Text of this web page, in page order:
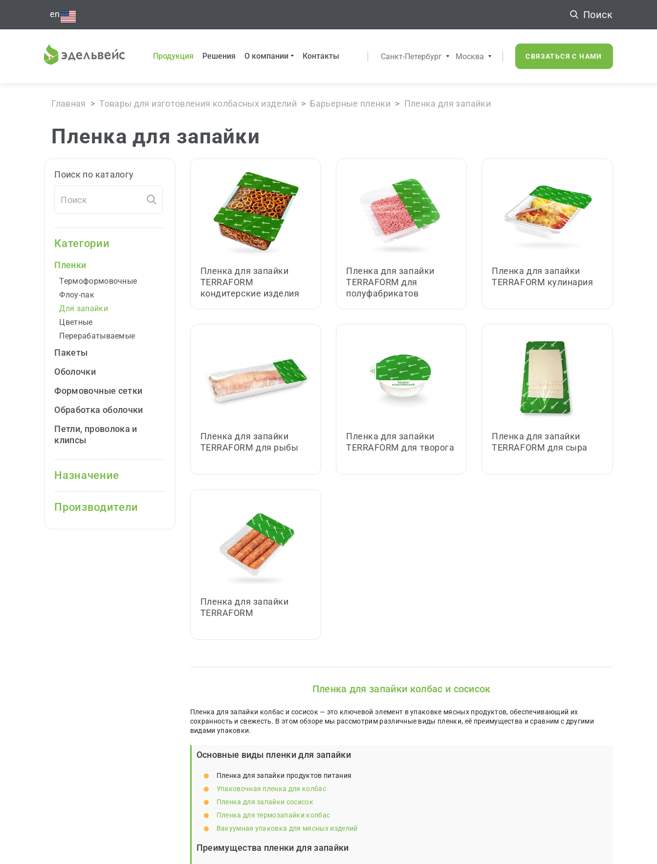
en Поиск
Продукция Решения О компании Контакты Санкт-Петербург Москва СВЯЗАТЬСЯ С НАМИ
Главная > Товары для изготовления колбасных изделий > Барьерные пленки > Пленка для запайки
Пленка для запайки
Поиск по каталогу
Категории
Пленки
Термоформовочные
Флоу-пак
Для запайки
Цветные
Перерабатываемые
Пакеты
Оболочки
Формовочные cетки
Обработка оболочки
Петли, проволока и
клипсы
Назначение
Производители
Пленка для запайки
TERRAFORM
кондитерские изделия
Пленка для запайки
TERRAFORM для
полуфабрикатов
Пленка для запайки
TERRAFORM кулинария
Пленка для запайки
TERRAFORM для рыбы
Пленка для запайки
TERRAFORM для творога
Пленка для запайки
TERRAFORM для сыра
Пленка для запайки
TERRAFORM
Пленка для запайки колбас и сосисок
Пленка для запайки колбас и сосисок — это ключевой элемент в упаковке мясных продуктов, обеспечивающий их
сохранность и свежесть. В этом обзоре мы рассмотрим различные виды пленки, её преимущества и сравним с другими
видами упаковки.
Основные виды пленки для запайки
Пленка для запайки продуктов питания
Упаковочная пленка для колбас
Пленка для запайки сосисок
Пленка для термозапайки колбас
Вакуумная упаковка для мясных изделий
Преимущества пленки для запайки